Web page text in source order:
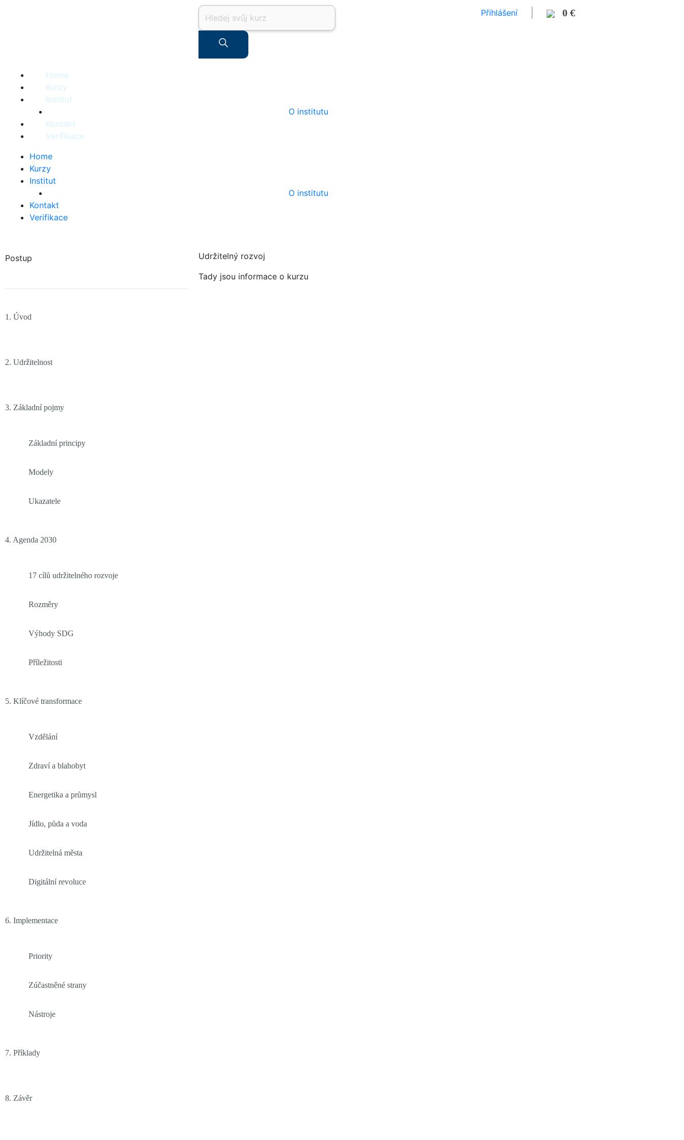
Products
search
Přihlášení 0 €
Home
Kurzy
Institut
O institutu
Kontakt
Verifikace
Home
Kurzy
Institut
O institutu
Kontakt
Verifikace
Postup
1. Úvod
2. Udržitelnost
3. Základní pojmy
Základní principy
Modely
Ukazatele
4. Agenda 2030
17 cílů udržitelného rozvoje
Rozměry
Výhody SDG
Příležitosti
5. Klíčové transformace
Vzdělání
Zdraví a blahobyt
Energetika a průmysl
Jídlo, půda a voda
Udržitelná města
Digitální revoluce
6. Implementace
Priority
Zúčastněné strany
Nástroje
7. Příklady
8. Závěr
Udržitelný rozvoj
Tady jsou informace o kurzu